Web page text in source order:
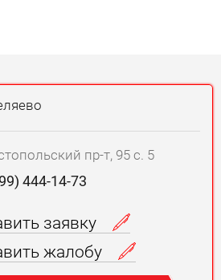
пр-т, 95 с. 5
444-14-73
заявку
жалобу